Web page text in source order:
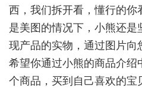
西，我们拆开看，懂行的
是美图的情况下，小熊还
现产品的实物，通过图片向
希望你通过小熊的商品介
个商品，买到自己喜欢的宝